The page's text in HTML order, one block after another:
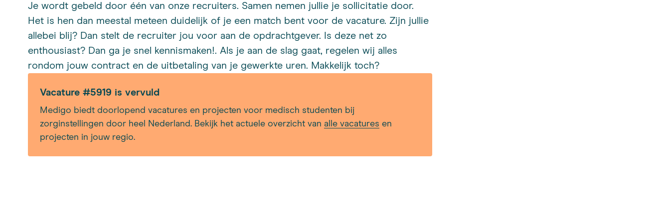
Je wordt gebeld door één van onze recruiters. Samen nemen jullie je sollicitatie door.
Het is hen dan meestal meteen duidelijk of je een match bent voor de vacature. Zijn jullie
allebei blij? Dan stelt de recruiter jou voor aan de opdrachtgever. Is deze net zo
enthousiast? Dan ga je snel kennismaken!. Als je aan de slag gaat, regelen wij alles
rondom jouw contract en de uitbetaling van je gewerkte uren. Makkelijk toch?
Vacature #5919 is vervuld
Medigo biedt doorlopend vacatures en projecten voor medisch studenten bij
zorginstellingen door heel Nederland. Bekijk het actuele overzicht van alle vacatures en
projecten in jouw regio.